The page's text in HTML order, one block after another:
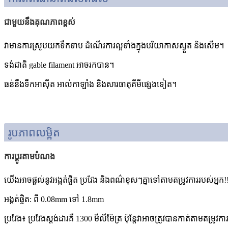
ជាមួយនឹងគុណភាពខ្ពស់
វា​មាន​ការ​ស្រូប​យក​ទឹក​ទាប ដំណើរការ​ល្អ​ទាំង​ក្នុង​បរិយាកាស​ស្ងួត និង​សើម។
ទង់ជាតិ gable filament អាចរកបាន។
ធន់នឹងទឹកអាស៊ីត អាល់កាឡាំង និងសារធាតុគីមីផ្សេងទៀត។
រូបភាពលម្អិត
ការប្ដូរតាមបំណង
យើងអាចផ្តល់នូវអង្កត់ផ្ចិត ប្រវែង និងពណ៌ខុសៗគ្នាទៅតាមតម្រូវការរបស់អ្នក
អង្កត់ផ្ចិត: ពី 0.08mm ទៅ 1.8mm
ប្រវែង៖ ប្រវែងស្តង់ដារគឺ 1300 មីលីម៉ែត្រ ប៉ុន្តែវាអាចត្រូវបានកាត់តាមតម្រូវក